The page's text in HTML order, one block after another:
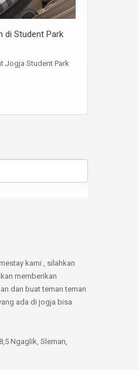
di Student Park
Jogja Student Park
kami , silahkan
memberikan
dan buat teman teman
ada di jogja bisa
Ngaglik, Sleman,